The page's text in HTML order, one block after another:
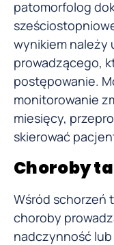
patomorfolog
wynikiem należy
prowadzącego,
postępowanie.
monitorowanie
miesięcy,
skierować
Choroby
Wśród schorzeń
choroby
nadczynność